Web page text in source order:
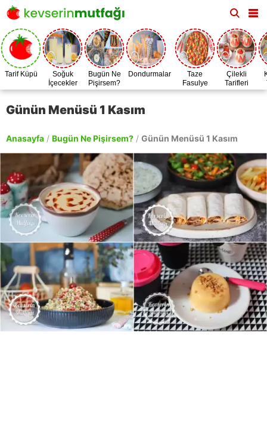
Tarif Küpü
Soğuk
İçecekler
Bugün Ne
Pişirsem?
Dondurmalar
Taze
Fasulye
Zamanı
Çilekli
Tarifleri
Günün Menüsü 1 Kasım
Anasayfa / Bugün Ne Pişirsem? / Günün Menüsü 1 Kasım